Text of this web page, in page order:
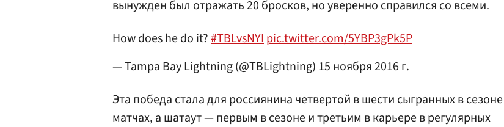
вынужден был отражать 20 бросков, но уверенно справился со всеми.
How does he do it?#TBLvsNYIpic.twitter.com/5YBP3gPk5P
— Tampa Bay Lightning (@TBLightning) 15 ноября 2016 г.
Эта победа стала для россиянина четвертой в шести сыгранных в сезоне
матчах, а шатаут — первым в сезоне и третьим в карьере в регулярных